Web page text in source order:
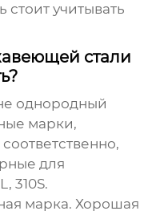
стоит учитывать
стали
однородный
марки,
для
310S.
марка. Хорошая